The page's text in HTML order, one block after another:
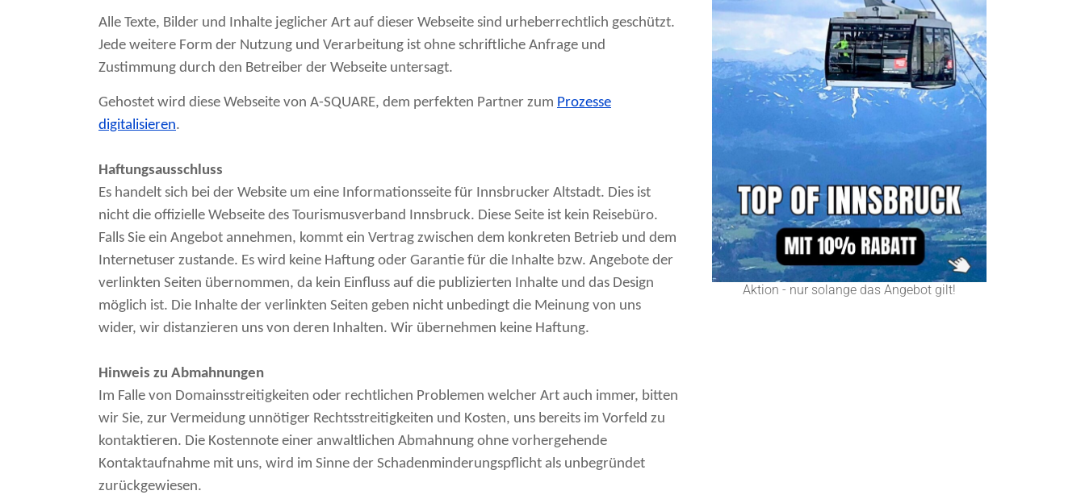
Alle Texte, Bilder und Inhalte jeglicher Art auf dieser Webseite sind urheberrechtlich geschützt.
Jede weitere Form der Nutzung und Verarbeitung ist ohne schriftliche Anfrage und
Zustimmung durch den Betreiber der Webseite untersagt.
Gehostet wird diese Webseite von A-SQUARE, dem perfekten Partner zum Prozesse
digitalisieren.
Haftungsausschluss
Es handelt sich bei der Website um eine Informationsseite für Innsbrucker Altstadt. Dies ist
nicht die offizielle Webseite des Tourismusverband Innsbruck. Diese Seite ist kein Reisebüro.
Falls Sie ein Angebot annehmen, kommt ein Vertrag zwischen dem konkreten Betrieb und dem
Internetuser zustande. Es wird keine Haftung oder Garantie für die Inhalte bzw. Angebote der
verlinkten Seiten übernommen, da kein Einfluss auf die publizierten Inhalte und das Design
möglich ist. Die Inhalte der verlinkten Seiten geben nicht unbedingt die Meinung von uns
wider, wir distanzieren uns von deren Inhalten. Wir übernehmen keine Haftung.
Hinweis zu Abmahnungen
Im Falle von Domainsstreitigkeiten oder rechtlichen Problemen welcher Art auch immer, bitten
wir Sie, zur Vermeidung unnötiger Rechtsstreitigkeiten und Kosten, uns bereits im Vorfeld zu
kontaktieren. Die Kostennote einer anwaltlichen Abmahnung ohne vorhergehende
Kontaktaufnahme mit uns, wird im Sinne der Schadenminderungspflicht als unbegründet
zurückgewiesen.
Aktion - nur solange das Angebot gilt!